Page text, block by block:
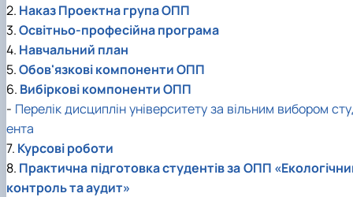
2. Наказ Проектна група ОПП
3.Освітньо-професійна програма
4. Навчальний план
5.Обов'язкові компоненти ОПП
6. Вибіркові компоненти ОПП
- Перелік дисциплін університету за вільним вибором
ента
7. Курсові роботи
8. Практична підготовка студентів за ОПП
контроль та аудит»